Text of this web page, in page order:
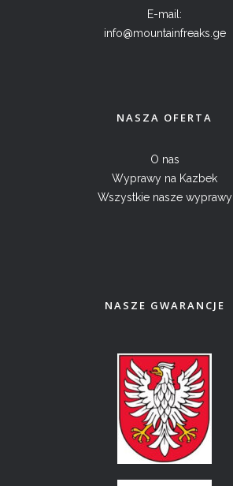
E-mail:
info@mountainfreaks.ge
NASZA OFERTA
O nas
Wyprawy na Kazbek
Wszystkie nasze wyprawy
NASZE GWARANCJE